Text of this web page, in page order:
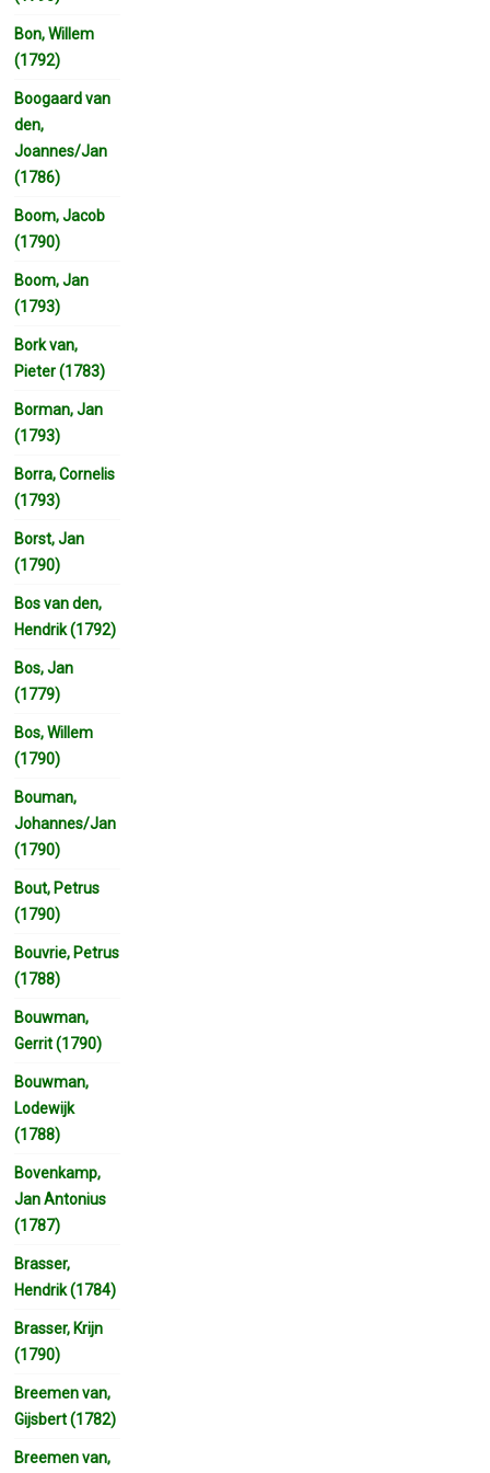
Bon, Willem
(1792)
Boogaard van
den,
Joannes/Jan
(1786)
Boom, Jacob
(1790)
Boom, Jan
(1793)
Bork van,
Pieter (1783)
Borman, Jan
(1793)
Borra, Cornelis
(1793)
Borst, Jan
(1790)
Bos van den,
Hendrik (1792)
Bos, Jan
(1779)
Bos, Willem
(1790)
Bouman,
Johannes/Jan
(1790)
Bout, Petrus
(1790)
Bouvrie, Petrus
(1788)
Bouwman,
Gerrit (1790)
Bouwman,
Lodewijk
(1788)
Bovenkamp,
Jan Antonius
(1787)
Brasser,
Hendrik (1784)
Brasser, Krijn
(1790)
Breemen van,
Gijsbert (1782)
Breemen van,